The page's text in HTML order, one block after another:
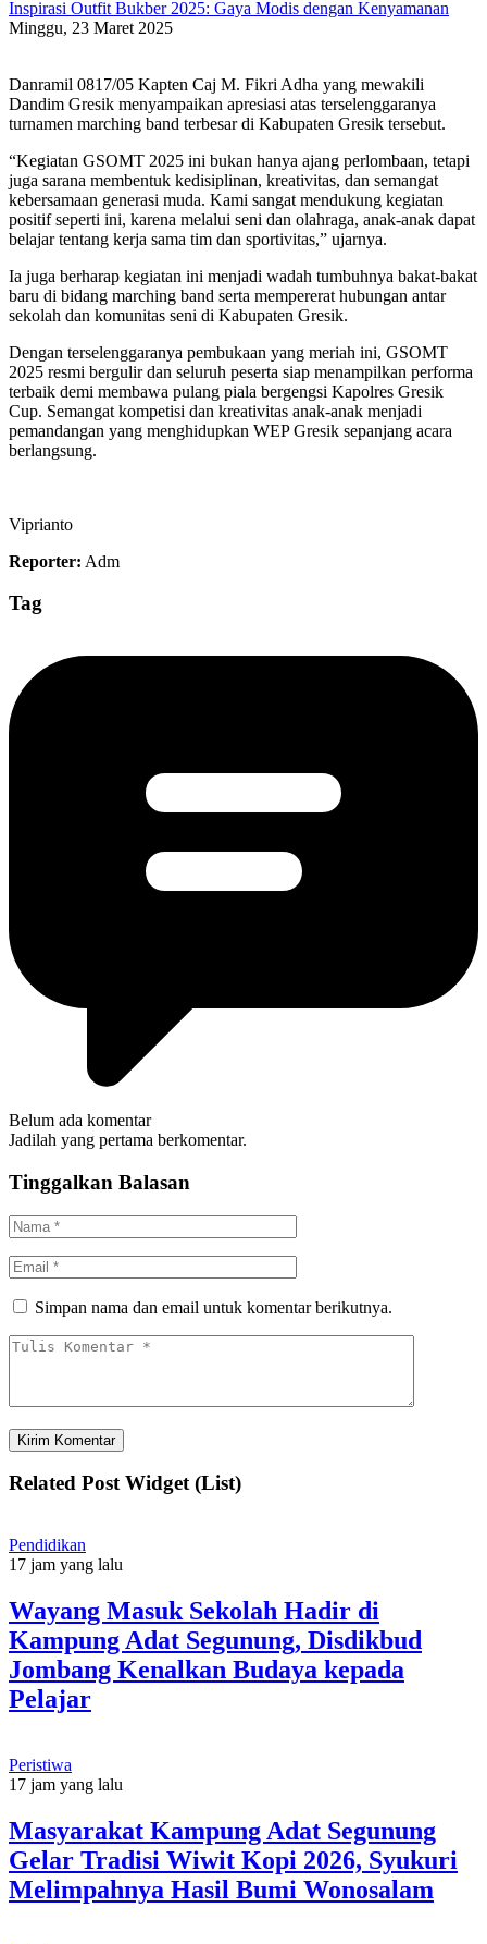
Inspirasi Outfit Bukber 2025: Gaya Modis dengan Kenyamanan
Minggu, 23 Maret 2025
Danramil 0817/05 Kapten Caj M. Fikri Adha yang mewakili
Dandim Gresik menyampaikan apresiasi atas terselenggaranya
turnamen marching band terbesar di Kabupaten Gresik tersebut.
“Kegiatan GSOMT 2025 ini bukan hanya ajang perlombaan, tetapi
juga sarana membentuk kedisiplinan, kreativitas, dan semangat
kebersamaan generasi muda. Kami sangat mendukung kegiatan
positif seperti ini, karena melalui seni dan olahraga, anak-anak dapat
belajar tentang kerja sama tim dan sportivitas,” ujarnya.
Ia juga berharap kegiatan ini menjadi wadah tumbuhnya bakat-bakat
baru di bidang marching band serta mempererat hubungan antar
sekolah dan komunitas seni di Kabupaten Gresik.
Dengan terselenggaranya pembukaan yang meriah ini, GSOMT
2025 resmi bergulir dan seluruh peserta siap menampilkan performa
terbaik demi membawa pulang piala bergengsi Kapolres Gresik
Cup. Semangat kompetisi dan kreativitas anak-anak menjadi
pemandangan yang menghidupkan WEP Gresik sepanjang acara
berlangsung.
Viprianto
Reporter: Adm
Tag
Belum ada komentar
Jadilah yang pertama berkomentar.
Tinggalkan Balasan
Simpan nama dan email untuk komentar berikutnya.
Related Post Widget (List)
Pendidikan
17 jam yang lalu
Wayang Masuk Sekolah Hadir di
Kampung Adat Segunung, Disdikbud
Jombang Kenalkan Budaya kepada
Pelajar
Peristiwa
17 jam yang lalu
Masyarakat Kampung Adat Segunung
Gelar Tradisi Wiwit Kopi 2026, Syukuri
Melimpahnya Hasil Bumi Wonosalam